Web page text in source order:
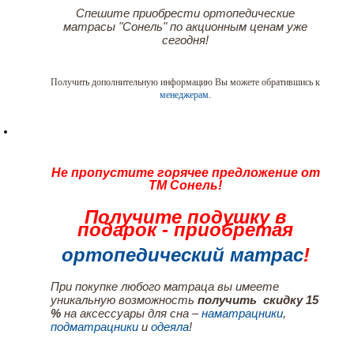
Спешите приобрести ортопедические
матрасы "Сонель" по акционным ценам уже
сегодня!
Получить дополнительную информацию Вы можете обратившись к
менеджерам
Не пропустите горячее предложение от
ТМ Сонель!
Получите подушку в
подарок - приобретая
ортопедический матрас!
При покупке любого матраца вы имеете
уникальную возможность получить скидку 15
%на аксессуары для сна –наматрацники,
подматрацникии одеяла!